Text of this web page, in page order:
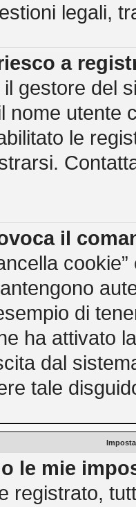
legali,
a
gestore del
nome utente
le
il
di
ha attivato
dal
tale
le mie
registrato,